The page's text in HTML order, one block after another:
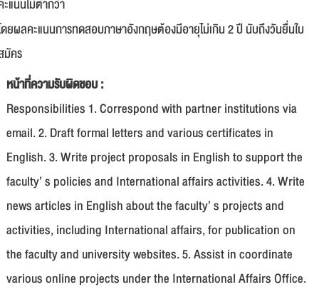
แนนไม่ต่ำกว่า
ดยผลคะแนนการทดสอบภาษาอังกฤษต้องมีอายุไม่เกิน 2 ปี นับถึงวันยื่นใบ
มัคร
หน้าที่ความรับผิดชอบ :
Responsibilities 1. Correspond with partner institutions via
email. 2. Draft formal letters and various certificates in
English. 3. Write project proposals in English to support the
faculty’ s policies and International affairs activities. 4. Write
news articles in English about the faculty’ s projects and
activities, including International affairs, for publication on
the faculty and university websites. 5. Assist in coordinate
various online projects under the International Affairs Office.